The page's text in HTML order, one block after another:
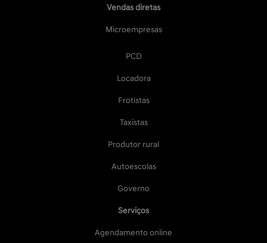
Vendas diretas
Microempresas
PCD
Locadora
Frotistas
Taxistas
Produtor rural
Autoescolas
Governo
Serviços
Agendamento online